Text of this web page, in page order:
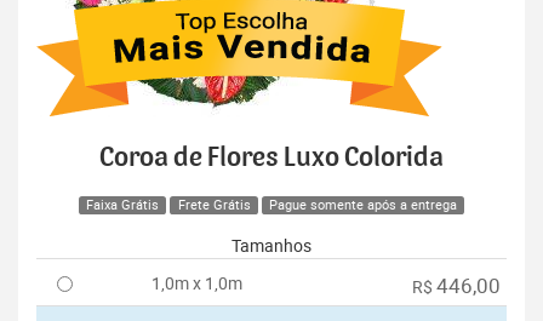
Coroa de Flores Luxo Colorida
Faixa Grátis Frete Grátis Pague somente após a entrega
Tamanhos
1,0m x 1,0m
R$ 446,00